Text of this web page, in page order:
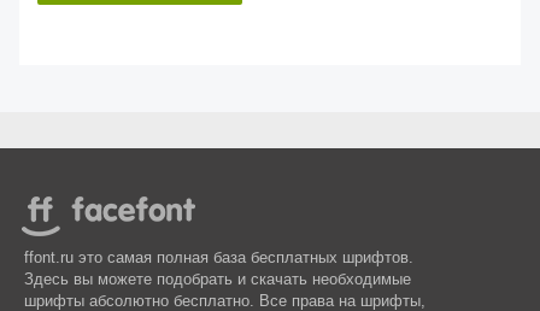
ffont.ru это самая полная база бесплатных шрифтов.
Здесь вы можете подобрать и скачать необходимые
шрифты абсолютно бесплатно. Все права на шрифты,